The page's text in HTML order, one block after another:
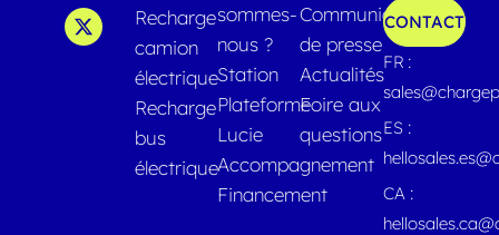
Recharge
camion
électrique
Recharge
bus
électrique
sommes-
nous ?
Station
Plateforme
Lucie
Accompagnement
Financement
Communiqués
de presse
Actualités
Foire aux
questions
CONTACT
FR :
ES :
CA :